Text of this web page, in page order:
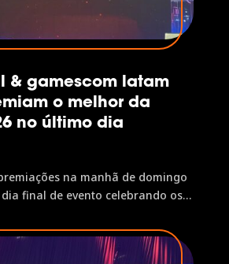
& gamescom latam
o melhor da
no último dia
na manhã de domingo
final de evento celebrando os